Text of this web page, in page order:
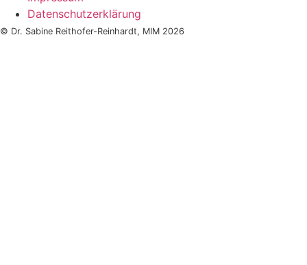
Datenschutzerklärung
© Dr. Sabine Reithofer-Reinhardt, MIM 2026